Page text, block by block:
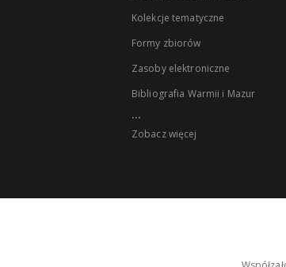
Kolekcje tematyczne
Formy zbiorów
Zasoby elektroniczne
Bibliografia Warmii i Mazur
...
Zobacz więcej